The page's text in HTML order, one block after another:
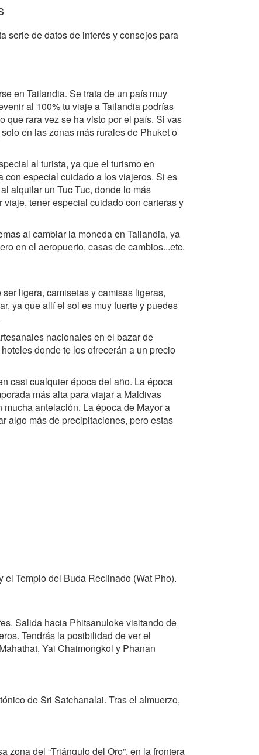
serie de datos de interés y consejos para
en Tailandia. Se trata de un país muy
al 100% tu viaje a Tailandia podrías
que rara vez se ha visto por el país. Si vas
en las zonas más rurales de Phuket o
al turista, ya que el turismo en
con especial cuidado a los viajeros. Si es
alquilar un Tuc Tuc, donde lo más
tener especial cuidado con carteras y
al cambiar la moneda en Tailandia, ya
en el aeropuerto, casas de cambios...etc.
ligera, camisetas y camisas ligeras,
ya que allí el sol es muy fuerte y puedes
nacionales en el bazar de
donde te los ofrecerán a un precio
casi cualquier época del año. La época
más alta para viajar a Maldivas
antelación. La época de Mayor a
algo más de precipitaciones, pero estas
Templo del Buda Reclinado (Wat Pho).
Salida hacia Phitsanuloke visitando de
Tendrás la posibilidad de ver el
Yai Chaimongkol y Phanan
de Sri Satchanalai. Tras el almuerzo,
del “Triángulo del Oro”, en la frontera